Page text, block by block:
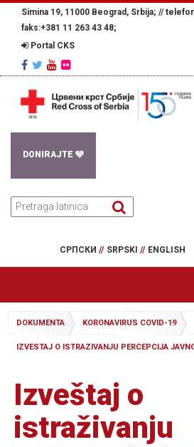
Simina 19, 11000 Beograd, Srbija; //
faks:+381 11 263 43 48;
Portal CKS
DONIRAJTE
СРПСКИ // SRPSKI // ENGLISH
DOKUMENTA KORONAVIRUS COVID-19
IZVESTAJ O ISTRAZIVANJU PERCEPCIJA
Izveštaj o
istraživanju